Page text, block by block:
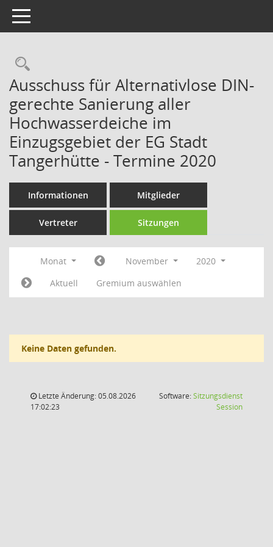
Toggle navigation
Rechercheauswahl
Ausschuss für Alternativlose DIN-
gerechte Sanierung aller
Hochwasserdeiche im
Einzugsgebiet der EG Stadt
Tangerhütte - Termine 2020
Informationen Mitglieder
Vertreter Sitzungen
Monat November
2020
Aktuell
Gremium auswählen
Keine Daten gefunden.
Letzte Änderung: 05.08.2026
17:02:23
Software:Sitzungsdienst
Session(Wird in